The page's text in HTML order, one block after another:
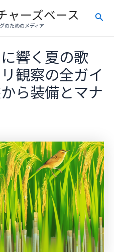
ャーズベース
のためのメディア
検
響く夏の歌
観察の全ガイ
ら装備とマナ